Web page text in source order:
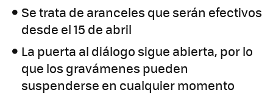
Se trata de aranceles que serán efectivos
desde el 15 de abril
La puerta al diálogo sigue abierta, por lo
que los gravámenes pueden
suspenderse en cualquier momento